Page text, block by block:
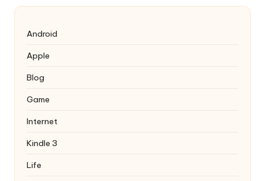
Android
Apple
Blog
Game
Internet
Kindle 3
Life